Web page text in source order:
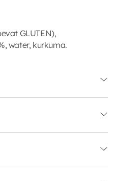
GLUTEN),
water, kurkuma.